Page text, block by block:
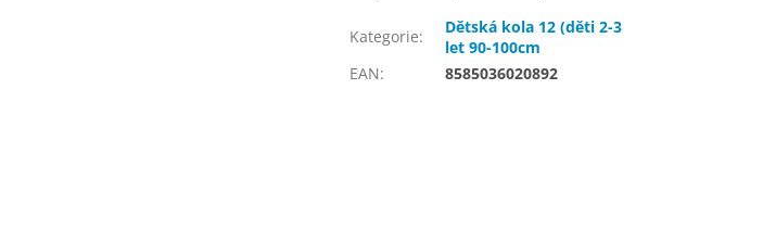
Kategorie:
Dětská kola 12 (děti 2-3
let 90-100cm
EAN: 8585036020892